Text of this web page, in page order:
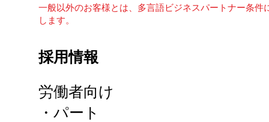
一般以外のお客様とは、多言語ビジネスパートナー条
します。
採用情報
労働者向け
・パート